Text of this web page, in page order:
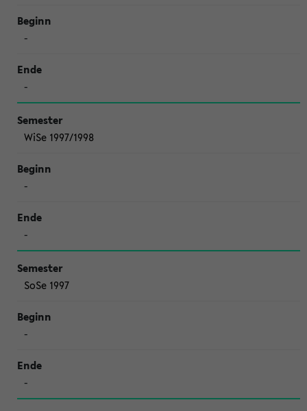
-
-
WiSe 1997/1998
-
-
SoSe 1997
-
-